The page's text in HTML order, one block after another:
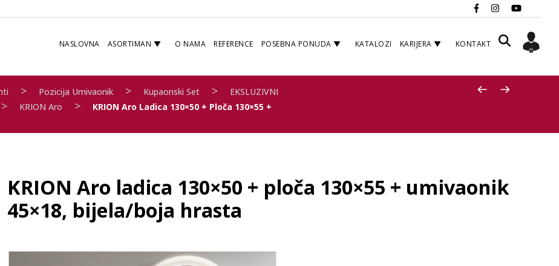
NASLOVNA ASORTIMAN O NAMA REFERENCE POSEBNA PONUDA KATALOZI KARIJERA KONTAKT
> Pozicija Umivaonik > Kupaonski Set >
EKSLUZIVNI
> KRION Aro >
KRION Aro Ladica 130×50 + Ploča 130×55 +
KRION Aro ladica 130×50 + ploča 130×55 + umivaonik
45×18, bijela/boja hrasta